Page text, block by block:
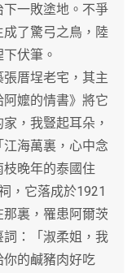
一敗塗地。不爭
了驚弓之鳥，陸
伏筆。
厝埕老宅，其主
嬤的情書》將它
，我豎起耳朵，
海萬裏，心中念
晚年的泰國住
，它落成於1921
裏，罹患阿爾茨
：「淑柔姐，我
的鹹豬肉好吃